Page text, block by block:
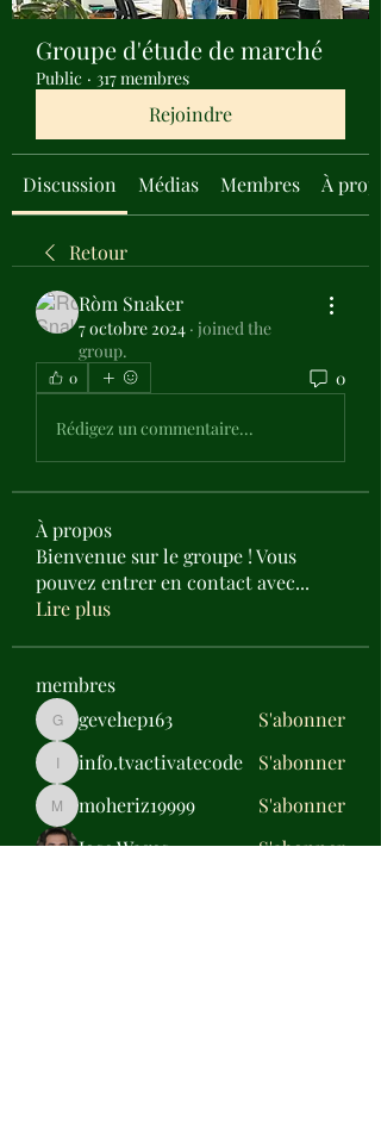
Groupe d'étude de marché
Public · 317 membres
Rejoindre
Discussion Médias Membres À
Retour
Ròm Snaker
7 octobre 2024 · joined the
group.
0 0
Rédigez un commentaire...
À propos
Bienvenue sur le groupe ! Vous
pouvez entrer en contact avec...
Lire plus
membres
gevehep163
gevehep163 S'abonner
info.tvactivatecode
info.tvactivatecode S'abonner
moheriz19999
moheriz19999
S'abonner
Jose Wages
S'abonner